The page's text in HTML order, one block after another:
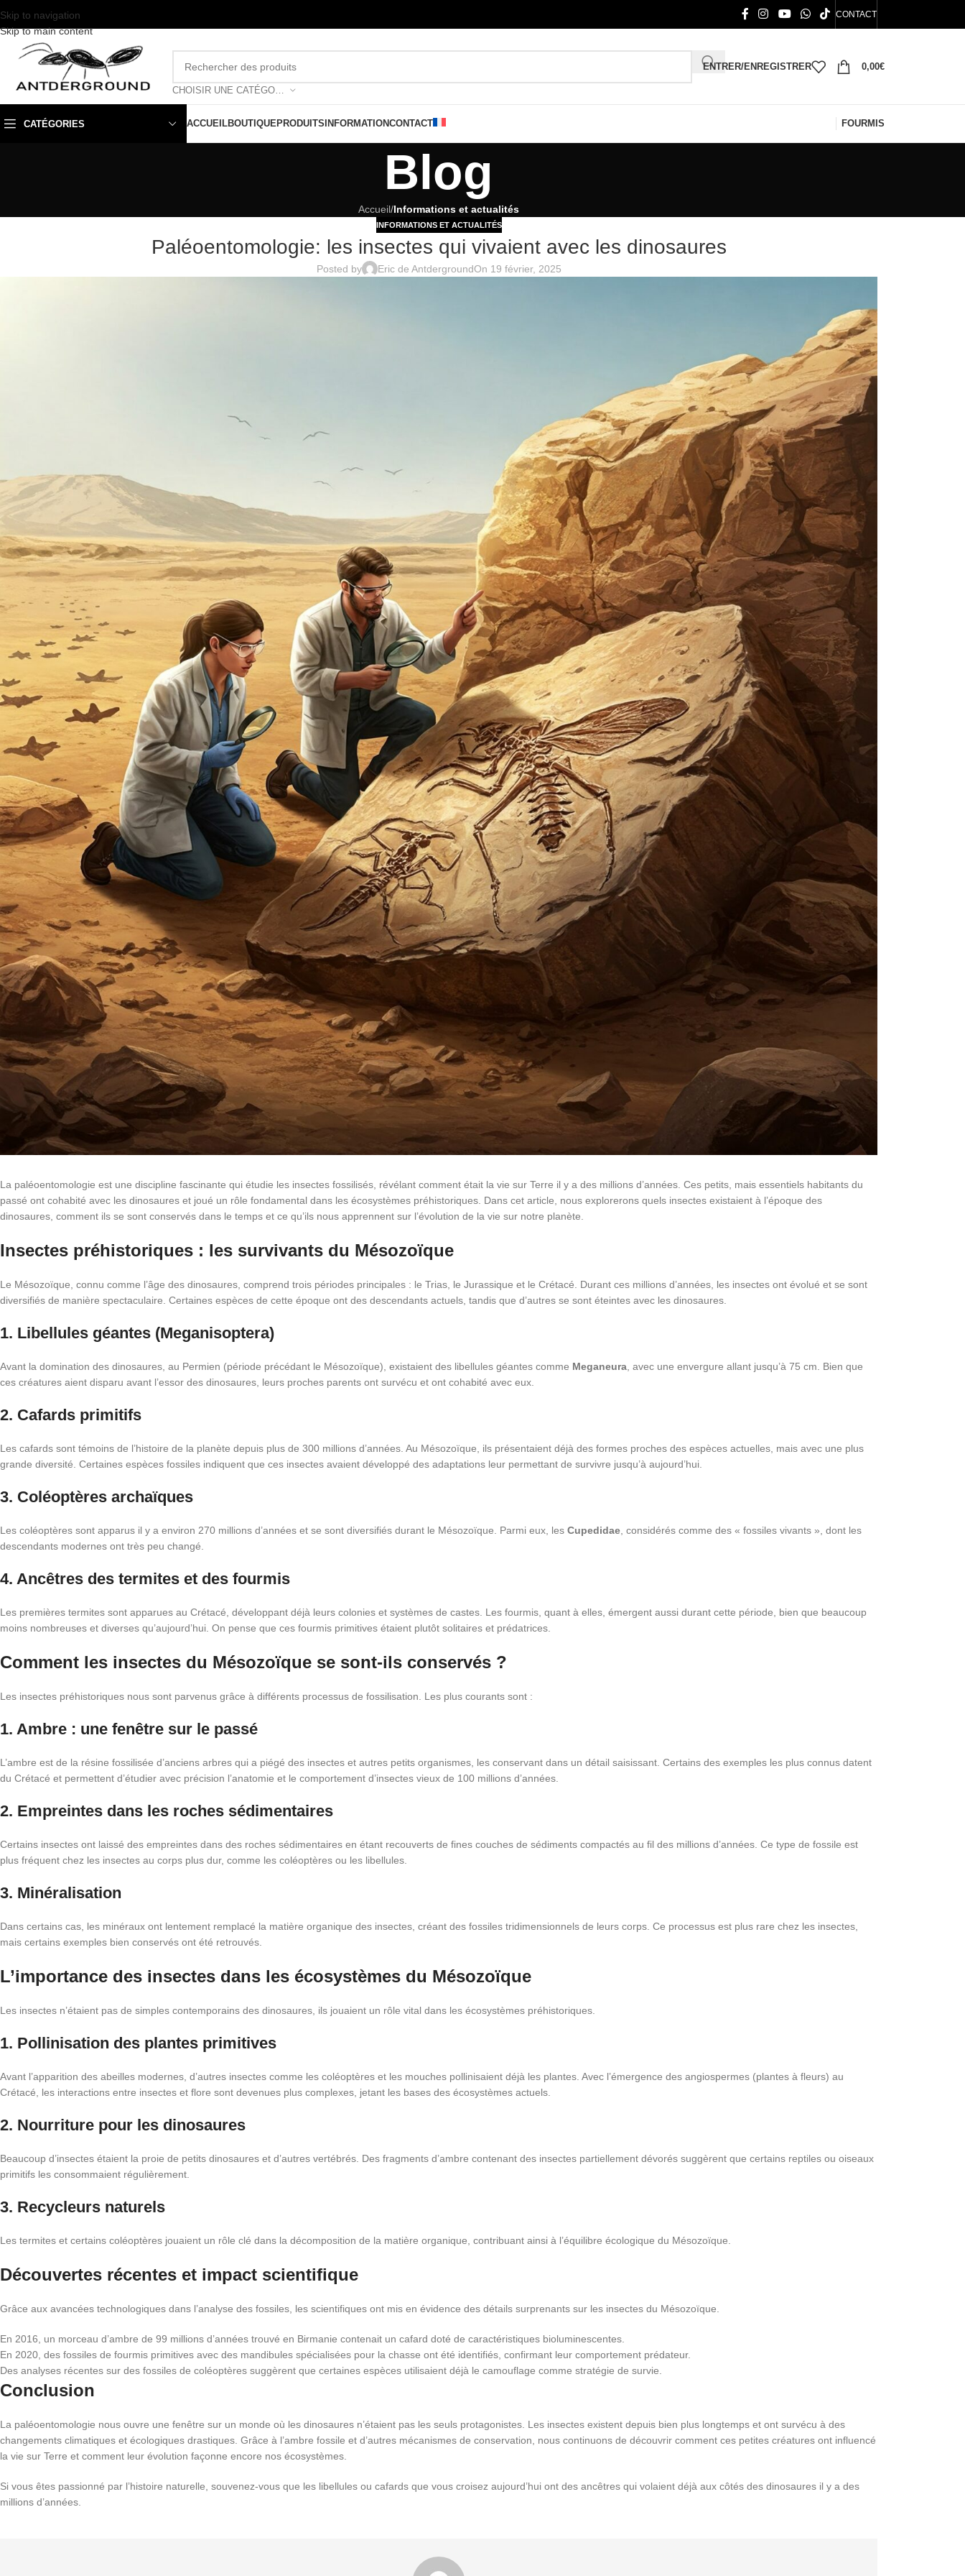
Skip to navigation
Skip to main content
CONTACT
ENTRER/ENREGISTRER 0,00€
CATÉGORIES ACCUEILBOUTIQUEPRODUITS INFORMATIONCONTACT FOURMIS
Blog
Accueil/Informations et actualités
INFORMATIONS ET ACTUALITÉS
Paléoentomologie: les insectes qui vivaient avec les dinosaures
Posted by Eric de AntdergroundOn 19 février, 2025
La paléoentomologie est une discipline fascinante qui étudie les insectes fossilisés, révélant comment était la vie sur Terre il y a des millions d’années. Ces petits, mais essentiels habitants du
passé ont cohabité avec les dinosaures et joué un rôle fondamental dans les écosystèmes préhistoriques. Dans cet article, nous explorerons quels insectes existaient à l’époque des
dinosaures, comment ils se sont conservés dans le temps et ce qu’ils nous apprennent sur l’évolution de la vie sur notre planète.
Insectes préhistoriques : les survivants du Mésozoïque
Le Mésozoïque, connu comme l’âge des dinosaures, comprend trois périodes principales : le Trias, le Jurassique et le Crétacé. Durant ces millions d’années, les insectes ont évolué et se sont
diversifiés de manière spectaculaire. Certaines espèces de cette époque ont des descendants actuels, tandis que d’autres se sont éteintes avec les dinosaures.
1. Libellules géantes (Meganisoptera)
Avant la domination des dinosaures, au Permien (période précédant le Mésozoïque), existaient des libellules géantes comme Meganeura, avec une envergure allant jusqu’à 75 cm. Bien que
ces créatures aient disparu avant l’essor des dinosaures, leurs proches parents ont survécu et ont cohabité avec eux.
2. Cafards primitifs
Les cafards sont témoins de l’histoire de la planète depuis plus de 300 millions d’années. Au Mésozoïque, ils présentaient déjà des formes proches des espèces actuelles, mais avec une plus
grande diversité. Certaines espèces fossiles indiquent que ces insectes avaient développé des adaptations leur permettant de survivre jusqu’à aujourd’hui.
3. Coléoptères archaïques
Les coléoptères sont apparus il y a environ 270 millions d’années et se sont diversifiés durant le Mésozoïque. Parmi eux, les Cupedidae, considérés comme des « fossiles vivants », dont les
descendants modernes ont très peu changé.
4. Ancêtres des termites et des fourmis
Les premières termites sont apparues au Crétacé, développant déjà leurs colonies et systèmes de castes. Les fourmis, quant à elles, émergent aussi durant cette période, bien que beaucoup
moins nombreuses et diverses qu’aujourd’hui. On pense que ces fourmis primitives étaient plutôt solitaires et prédatrices.
Comment les insectes du Mésozoïque se sont-ils conservés ?
Les insectes préhistoriques nous sont parvenus grâce à différents processus de fossilisation. Les plus courants sont :
1. Ambre : une fenêtre sur le passé
L’ambre est de la résine fossilisée d’anciens arbres qui a piégé des insectes et autres petits organismes, les conservant dans un détail saisissant. Certains des exemples les plus connus datent
du Crétacé et permettent d’étudier avec précision l’anatomie et le comportement d’insectes vieux de 100 millions d’années.
2. Empreintes dans les roches sédimentaires
Certains insectes ont laissé des empreintes dans des roches sédimentaires en étant recouverts de fines couches de sédiments compactés au fil des millions d’années. Ce type de fossile est
plus fréquent chez les insectes au corps plus dur, comme les coléoptères ou les libellules.
3. Minéralisation
Dans certains cas, les minéraux ont lentement remplacé la matière organique des insectes, créant des fossiles tridimensionnels de leurs corps. Ce processus est plus rare chez les insectes,
mais certains exemples bien conservés ont été retrouvés.
L’importance des insectes dans les écosystèmes du Mésozoïque
Les insectes n’étaient pas de simples contemporains des dinosaures, ils jouaient un rôle vital dans les écosystèmes préhistoriques.
1. Pollinisation des plantes primitives
Avant l’apparition des abeilles modernes, d’autres insectes comme les coléoptères et les mouches pollinisaient déjà les plantes. Avec l’émergence des angiospermes (plantes à fleurs) au
Crétacé, les interactions entre insectes et flore sont devenues plus complexes, jetant les bases des écosystèmes actuels.
2. Nourriture pour les dinosaures
Beaucoup d’insectes étaient la proie de petits dinosaures et d’autres vertébrés. Des fragments d’ambre contenant des insectes partiellement dévorés suggèrent que certains reptiles ou oiseaux
primitifs les consommaient régulièrement.
3. Recycleurs naturels
Les termites et certains coléoptères jouaient un rôle clé dans la décomposition de la matière organique, contribuant ainsi à l’équilibre écologique du Mésozoïque.
Découvertes récentes et impact scientifique
Grâce aux avancées technologiques dans l’analyse des fossiles, les scientifiques ont mis en évidence des détails surprenants sur les insectes du Mésozoïque.
En 2016, un morceau d’ambre de 99 millions d’années trouvé en Birmanie contenait un cafard doté de caractéristiques bioluminescentes.
En 2020, des fossiles de fourmis primitives avec des mandibules spécialisées pour la chasse ont été identifiés, confirmant leur comportement prédateur.
Des analyses récentes sur des fossiles de coléoptères suggèrent que certaines espèces utilisaient déjà le camouflage comme stratégie de survie.
Conclusion
La paléoentomologie nous ouvre une fenêtre sur un monde où les dinosaures n’étaient pas les seuls protagonistes. Les insectes existent depuis bien plus longtemps et ont survécu à des
changements climatiques et écologiques drastiques. Grâce à l’ambre fossile et d’autres mécanismes de conservation, nous continuons de découvrir comment ces petites créatures ont influencé
la vie sur Terre et comment leur évolution façonne encore nos écosystèmes.
Si vous êtes passionné par l’histoire naturelle, souvenez-vous que les libellules ou cafards que vous croisez aujourd’hui ont des ancêtres qui volaient déjà aux côtés des dinosaures il y a des
millions d’années.